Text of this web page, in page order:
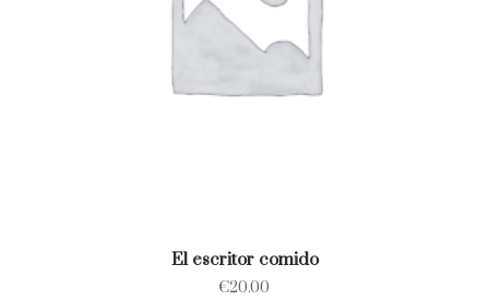
El escritor comido
€20.00